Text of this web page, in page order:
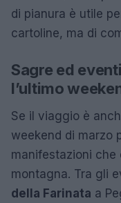
di pianura è utile
cartoline, ma di
Sagre ed
l’ultimo
Se il viaggio è
weekend di marzo
manifestazioni che
montagna. Tra gli
della Farinata a